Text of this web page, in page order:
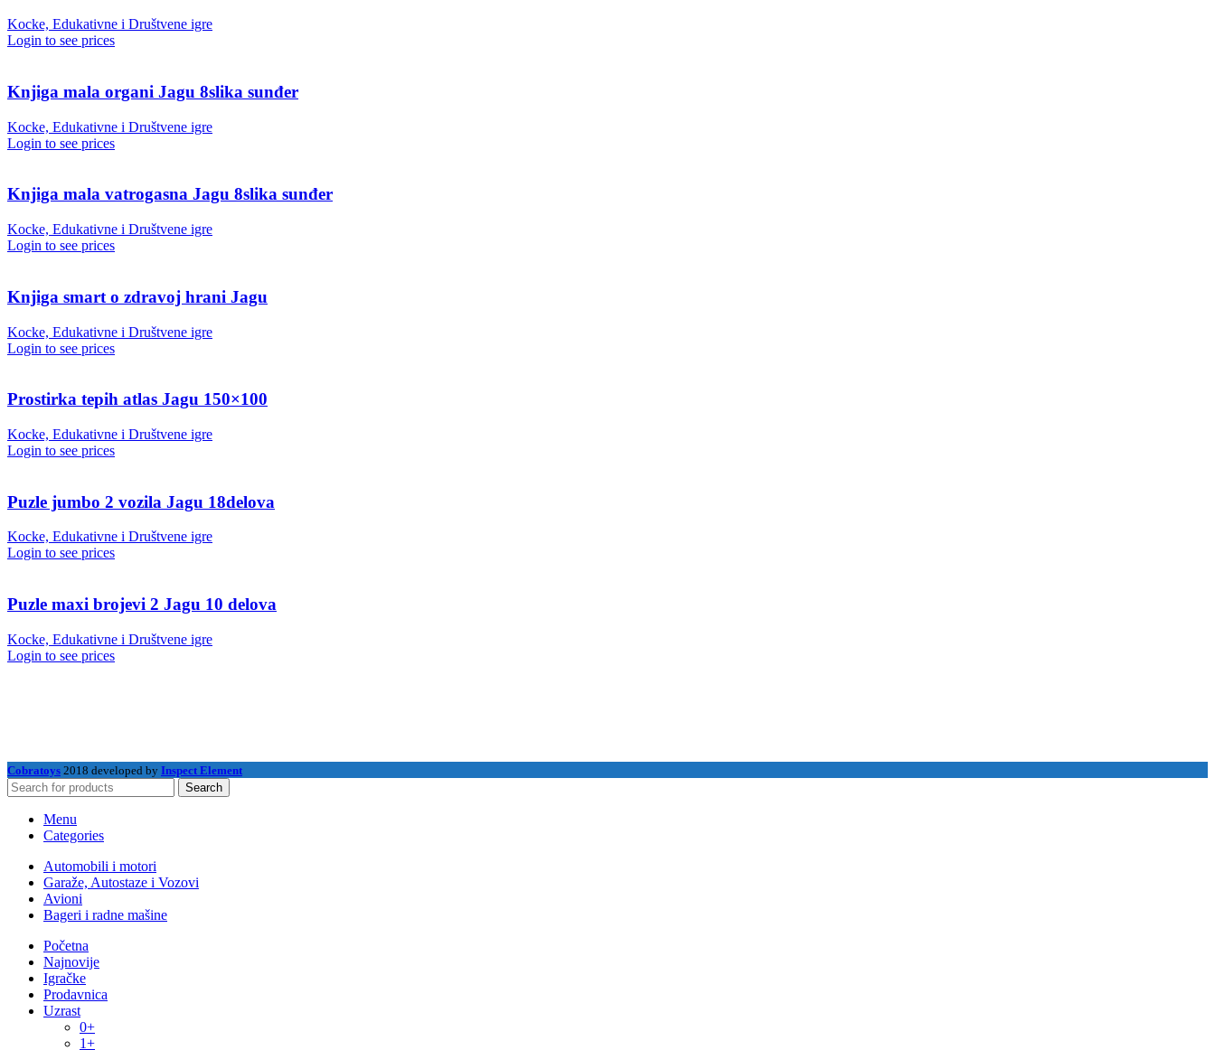
Kocke, Edukativne i Društvene igre
Login to see prices
Knjiga mala organi Jagu 8slika sunđer
Kocke, Edukativne i Društvene igre
Login to see prices
Knjiga mala vatrogasna Jagu 8slika sunđer
Kocke, Edukativne i Društvene igre
Login to see prices
Knjiga smart o zdravoj hrani Jagu
Kocke, Edukativne i Društvene igre
Login to see prices
Prostirka tepih atlas Jagu 150×100
Kocke, Edukativne i Društvene igre
Login to see prices
Puzle jumbo 2 vozila Jagu 18delova
Kocke, Edukativne i Društvene igre
Login to see prices
Puzle maxi brojevi 2 Jagu 10 delova
Kocke, Edukativne i Društvene igre
Login to see prices
Cobratoys 2018 developed by Inspect Element
Search
Menu
Categories
Automobili i motori
Garaže, Autostaze i Vozovi
Avioni
Bageri i radne mašine
Početna
Najnovije
Igračke
Prodavnica
Uzrast
0+
1+